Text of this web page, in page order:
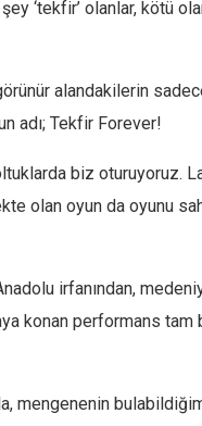
‘tekfir’ olanlar, kötü
alandakilerin
adı; Tekfir Forever!
biz oturuyoruz.
olan oyun da oyunu
irfanından,
konan performans tam
mengenenin